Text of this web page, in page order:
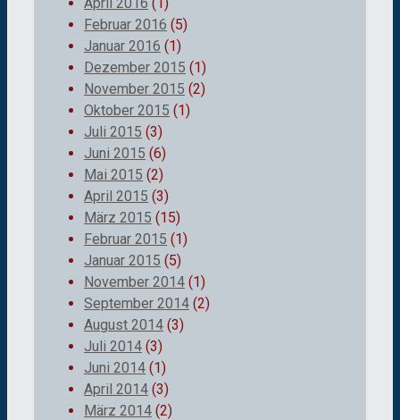
Februar 2016 (5)
Januar 2016 (1)
Dezember 2015 (1)
November 2015 (2)
Oktober 2015 (1)
Juli 2015 (3)
Juni 2015 (6)
Mai 2015 (2)
April 2015 (3)
März 2015 (15)
Februar 2015 (1)
Januar 2015 (5)
November 2014 (1)
September 2014 (2)
August 2014 (3)
Juli 2014 (3)
Juni 2014 (1)
April 2014 (3)
März 2014 (2)